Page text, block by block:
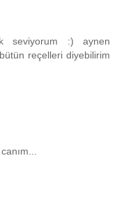
seviyorum :) aynen
reçelleri diyebilirim